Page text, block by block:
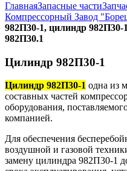
ГлавнаяЗапасные части
Компрессорный Завод
982П30-1, цилиндр 982П30-
982П30.1
Цилиндр 982П30-1
Цилиндр 982П30-1 одна из
составных частей
оборудования,
компанией.
Для обеспечения
воздушной и газовой
замену цилиндра 982П30-1